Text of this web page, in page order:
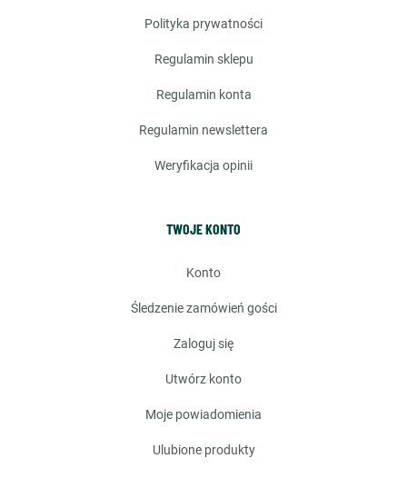
polityka prywatności
regulamin sklepu
regulamin konta
regulamin newslettera
weryfikacja opinii
TWOJE KONTO
konto
śledzenie zamówień gości
zaloguj się
utwórz konto
moje powiadomienia
ulubione produkty